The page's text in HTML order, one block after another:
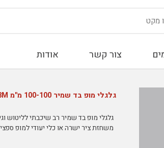
צור קשר אודות
גלגלי מופ בד שמיר 100-100 מ"מ 3M
גלגלי מופ בד שמיר רב שיכבתי לליטוש
משחזת ציר ישרה או כלי יעודי למופ